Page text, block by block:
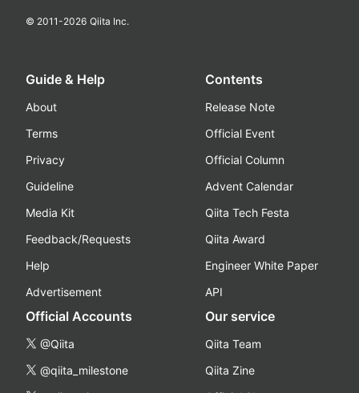
© 2011-2026 Qiita Inc.
Guide & Help
About
Terms
Privacy
Guideline
Media Kit
Feedback/Requests
Help
Advertisement
Contents
Release Note
Official Event
Official Column
Advent Calendar
Qiita Tech Festa
Qiita Award
Engineer White Paper
API
Official Accounts
@Qiita
@qiita_milestone
Our service
Qiita Team
Qiita Zine